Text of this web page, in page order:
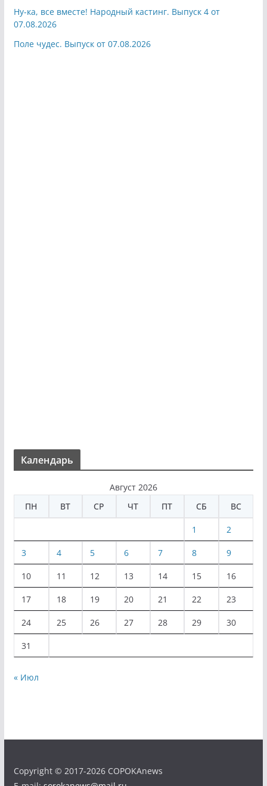
Ну-ка, все вместе! Народный кастинг. Выпуск 4 от
07.08.2026
Поле чудес. Выпуск от 07.08.2026
Календарь
Август 2026
ПН
ВТ СР ЧТ ПТ СБ ВС
1 2
3 4 5 6 7 8 9
10 11 12 13 14 15 16
17 18 19 20 21 22 23
24 25 26 27 28 29 30
31
« Июл
Copyright © 2017-2026 COPOKAnews